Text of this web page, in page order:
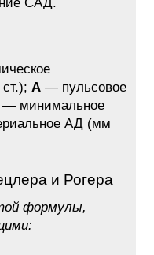
ст.);А — пульсовое
— минимальное
АД (мм
и Рогера
формулы,